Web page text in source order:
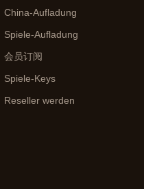
China-Aufladung
Spiele-Aufladung
会员订阅
Spiele-Keys
Reseller werden